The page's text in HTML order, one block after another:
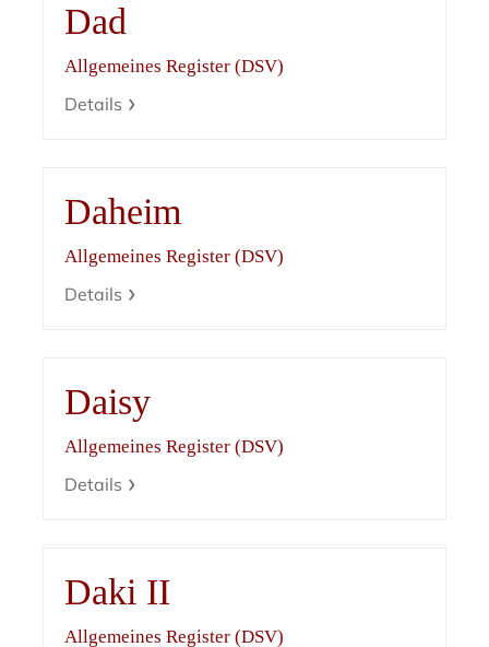
Dad
Allgemeines Register (DSV)
Details
Daheim
Allgemeines Register (DSV)
Details
Daisy
Allgemeines Register (DSV)
Details
Daki II
Allgemeines Register (DSV)